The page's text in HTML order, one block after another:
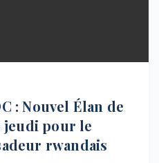
: Nouvel Élan de
jeudi pour le
rwandais